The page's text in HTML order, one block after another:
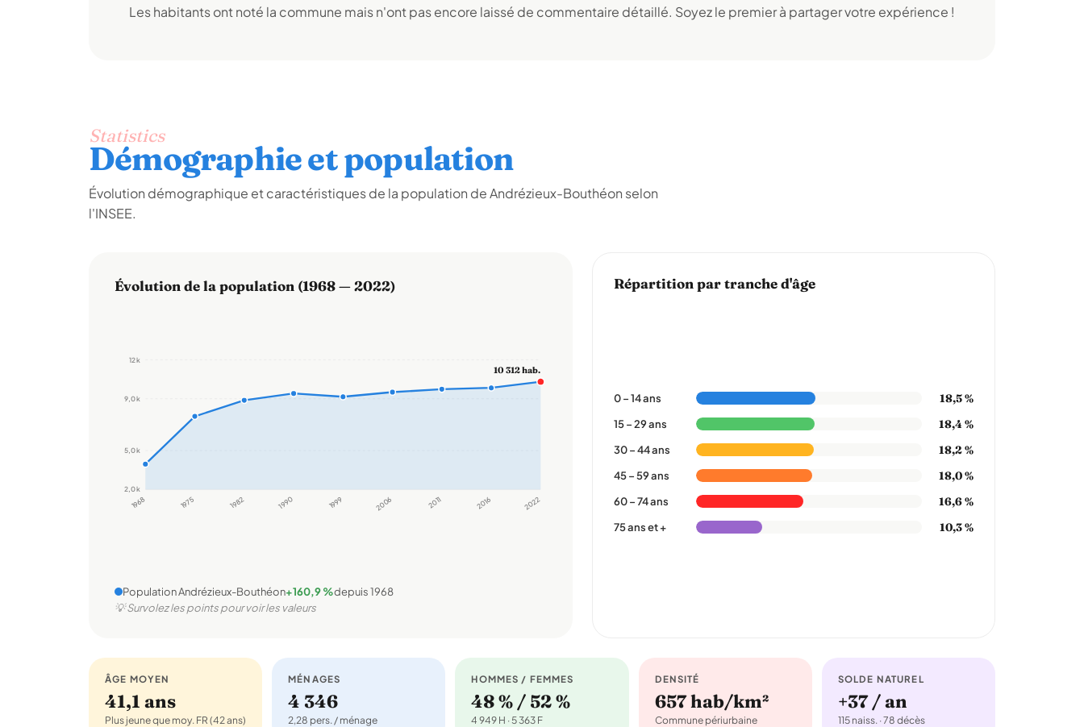
Les habitants ont noté la commune mais n'ont pas encore laissé de commentaire détaillé. Soyez le premier à partager votre expérience !
Statistics
Démographie et population
Évolution démographique et caractéristiques de la population de Andrézieux-Bouthéon selon
l'INSEE.
Évolution de la population (1968 — 2022)
2,0 k
5,0 k
9,0 k
12 k
1968 1975 1982 1990 1999 2006 2011 2016 2022
10 312 hab.
Population Andrézieux-Bouthéon+160,9 %depuis 1968
💡 Survolez les points pour voir les valeurs
Répartition par tranche d'âge
0 – 14 ans 18,5 %
15 – 29 ans 18,4 %
30 – 44 ans 18,2 %
45 – 59 ans 18,0 %
60 – 74 ans 16,6 %
75 ans et + 10,3 %
ÂGE MOYEN
41,1 ans
Plus jeune que moy. FR (42 ans)
MÉNAGES
4 346
2,28 pers. / ménage
HOMMES / FEMMES
48 % / 52 %
4 949 H · 5 363 F
DENSITÉ
657 hab/km²
Commune périurbaine
SOLDE NATUREL
+37 / an
115 naiss. · 78 décès